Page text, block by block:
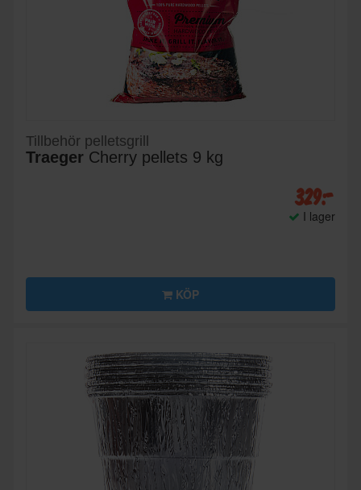
Tillbehör pelletsgrill
Traeger Cherry pellets 9 kg
329:-
I lager
KÖP